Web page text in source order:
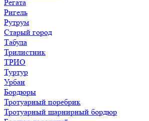
Регата
Ригель
Рутрум
Старый город
Табула
Трилистник
ТРИО
Туртур
Урбан
Бордюры
Тротуарный поребрик
Тротуарный шарнирный бордюр